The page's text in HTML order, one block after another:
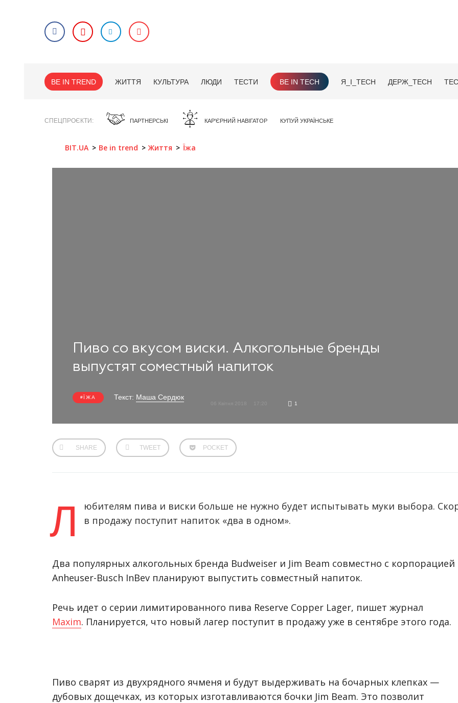
BE IN TREND ЖИТТЯ КУЛЬТУРА ЛЮДИ ТЕСТИ BE IN TECH Я_І_TECH ДЕРЖ_TECH
СПЕЦПРОЄКТИ ПАРТНЕРСЬКІ КАР'ЄРНИЙ НАВІГАТОР КУПУЙ УКРАЇНСЬКЕ
BIT.UA Be in trend Життя Їжа
Пиво со вкусом виски. Алкогольные бренды
выпустят соместный напиток
ЇЖА Текст: Маша Сердюк
17:20 1
SHARE TWEET POCKET
Л
юбителям пива и виски больше не нужно будет испытывать муки выбора.
в продажу поступит напиток «два в одном».
Два популярных алкогольных бренда Budweiser и Jim Beam совместно с корпорацией
Anheuser-Busch InBev планируют выпустить совместный напиток.
Речь идет о серии лимитированного пива Reserve Copper Lager, пишет журнал
Maxim. Планируется, что новый лагер поступит в продажу уже в сентябре этого года.
Пиво сварят из двухрядного ячменя и будут выдерживать на бочарных клепках —
дубовых дощечках, из которых изготавливаются бочки Jim Beam. Это позволит